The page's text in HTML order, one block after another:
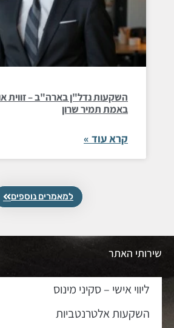
השקעות נדל"ן בארה"ב – זווית
באמת תמיר שרון
קרא עוד »
למאמרים נוספים
שירותי האתר
ליווי אישי – סקיני מינוס
השקעות אלטרנטביות